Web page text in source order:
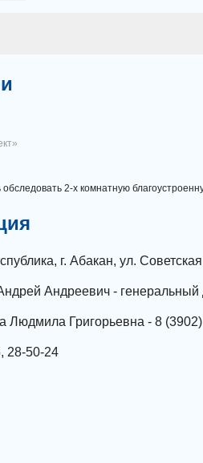
обследовать 2-х комнатную
г. Абакан, ул.
Андреевич - генеральный
Людмила Григорьевна - 8
28-50-24